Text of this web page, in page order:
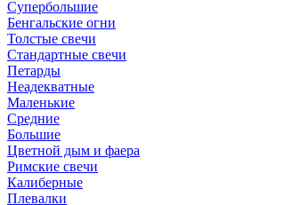
Супербольшие
Бенгальские огни
Толстые свечи
Стандартные свечи
Петарды
Неадекватные
Маленькие
Средние
Большие
Цветной дым и фаера
Римские свечи
Калиберные
Плевалки